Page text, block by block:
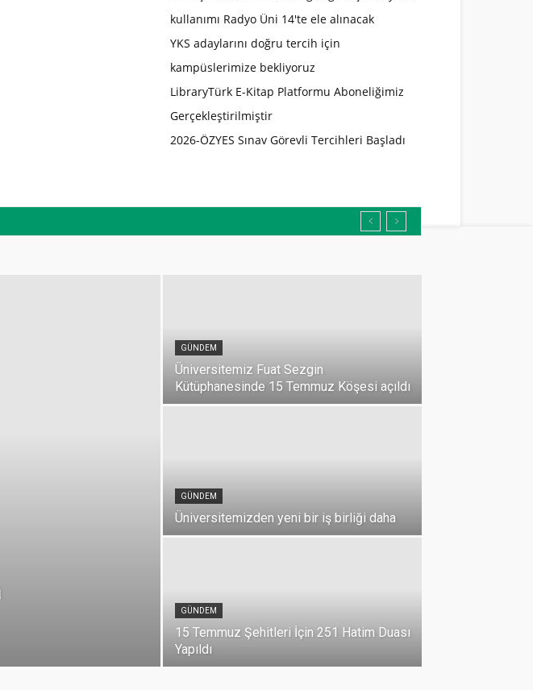
kullanımı Radyo Üni 14'te ele alınacak
YKS adaylarını doğru tercih için
kampüslerimize bekliyoruz
LibraryTürk E-Kitap Platformu Aboneliğimiz
Gerçekleştirilmiştir
2026-ÖZYES Sınav Görevli Tercihleri Başladı
GÜNDEM
Üniversitemiz Fuat Sezgin
Kütüphanesinde 15 Temmuz Köşesi açıldı
GÜNDEM
Üniversitemizden yeni bir iş birliği daha
GÜNDEM
15 Temmuz Şehitleri İçin 251 Hatim Duası
Yapıldı